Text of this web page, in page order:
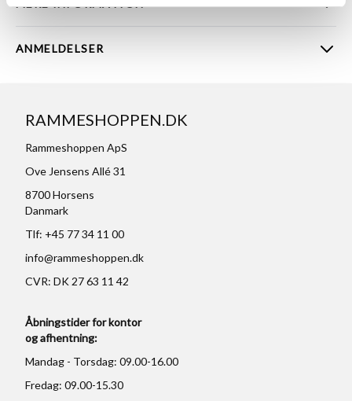
MERE INFORMATION
ANMELDELSER
RAMMESHOPPEN.DK
Rammeshoppen ApS
Ove Jensens Allé 31
8700 Horsens
Danmark
Tlf: +45 77 34 11 00
info@rammeshoppen.dk
CVR: DK 27 63 11 42
Åbningstider for kontor
og afhentning:
Mandag - Torsdag: 09.00-16.00
Fredag: 09.00-15.30